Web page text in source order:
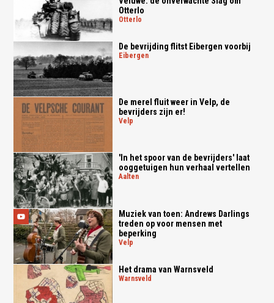
Otterlo
otterlo
De bevrijding flitst Eibergen voorbij
eibergen
De merel fluit weer in Velp, de
bevrijders zijn er!
velp
'In het spoor van de bevrijders' laat
ooggetuigen hun verhaal vertellen
aalten
Muziek van toen: Andrews Darlings
treden op voor mensen met
beperking
velp
Het drama van Warnsveld
warnsveld